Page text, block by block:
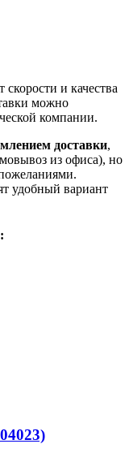
скорости и качества
можно
компании.
доставки,
из офиса), но
удобный вариант